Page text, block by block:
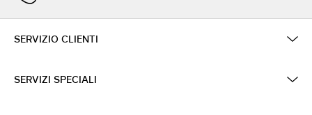
SERVIZIO CLIENTI
SERVIZI SPECIALI